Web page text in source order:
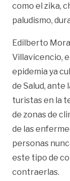
como el zika,
paludismo,
Edilberto
Villavicencio,
epidemia ya
de Salud, ante
turistas en la
de zonas de
de las
personas
este tipo de
contraerlas.